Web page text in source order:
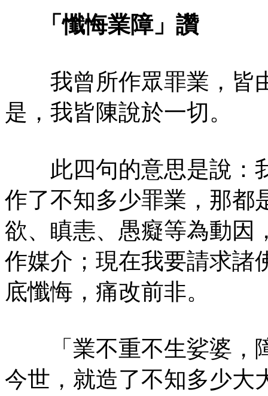
「懺悔業障」讚
我曾所作眾罪業，皆
是，我皆陳說於一切。
此四句的意思是說：
作了不知多少罪業，那
欲、瞋恚、愚癡等為動因
作媒介；現在我要請求諸
底懺悔，痛改前非。
「業不重不生娑婆，
今世，就造了不知多少大